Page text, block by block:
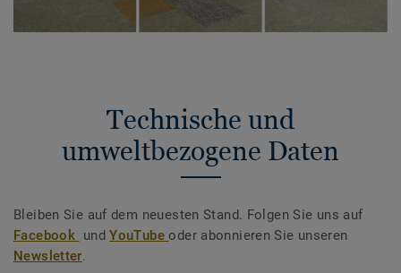
Technische und
umweltbezogene Daten
Bleiben Sie auf dem neuesten Stand. Folgen Sie uns auf
Facebook undYouTubeoder abonnieren Sie unseren
Newsletter.